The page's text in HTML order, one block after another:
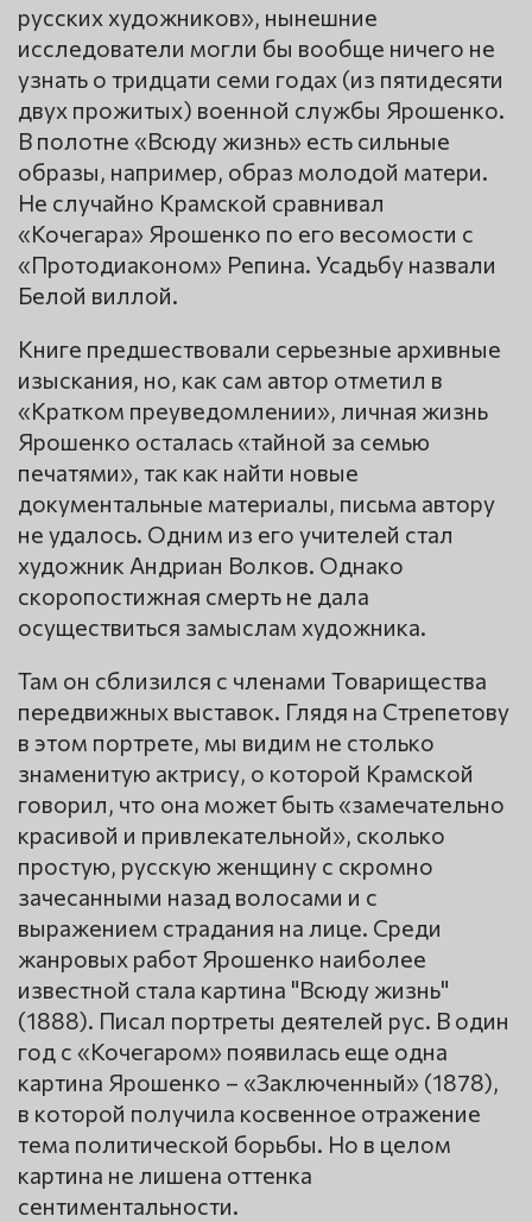
русских художников», нынешние
исследователи могли бы вообще ничего не
узнать о тридцати семи годах (из пятидесяти
двух прожитых) военной службы Ярошенко.
В полотне «Всюду жизнь» есть сильные
образы, например, образ молодой матери.
Не случайно Крамской сравнивал
«Кочегара» Ярошенко по его весомости с
«Протодиаконом» Репина. Усадьбу назвали
Белой виллой.
Книге предшествовали серьезные архивные
изыскания, но, как сам автор отметил в
«Кратком преуведомлении», личная жизнь
Ярошенко осталась «тайной за семью
печатями», так как найти новые
документальные материалы, письма автору
не удалось. Одним из его учителей стал
художник Андриан Волков. Однако
скоропостижная смерть не дала
осуществиться замыслам художника.
Там он сблизился с членами Товарищества
передвижных выставок. Глядя на Стрепетову
в этом портрете, мы видим не столько
знаменитую актрису, о которой Крамской
говорил, что она может быть «замечательно
красивой и привлекательной», сколько
простую, русскую женщину с скромно
зачесанными назад волосами и с
выражением страдания на лице. Среди
жанровых работ Ярошенко наиболее
известной стала картина "Всюду жизнь"
(1888). Писал портреты деятелей рус. В один
год с «Кочегаром» появилась еще одна
картина Ярошенко – «Заключенный» (1878),
в которой получила косвенное отражение
тема политической борьбы. Но в целом
картина не лишена оттенка
сентиментальности.